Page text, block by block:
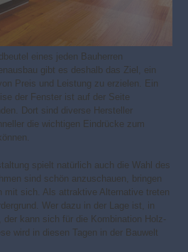
eines jeden Bauherren
gibt es deshalb das Ziel, ein
Preis und Leistung zu erzielen. Ein
der Fenster ist auf der Seite
Dort sind diverse Hersteller
die wichtigen Eindrücke zum
spielt natürlich auch die Wahl des
sind schön anzuschauen, bringen
mit sich. Als attraktive Alternative treten
Wer dazu in der Lage ist, in
kann sich für die Kombination Holz-
wird in diesen Tagen in der Bauwelt